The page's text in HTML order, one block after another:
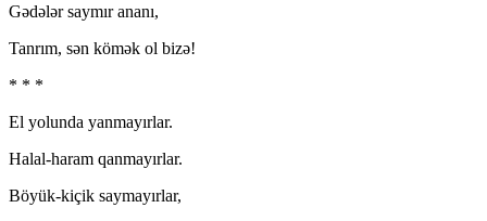
Gədələr saymır ananı,
Tanrım, sən kömək ol bizə!
* * *
El yolunda yanmayırlar.
Halal-haram qanmayırlar.
Böyük-kiçik saymayırlar,